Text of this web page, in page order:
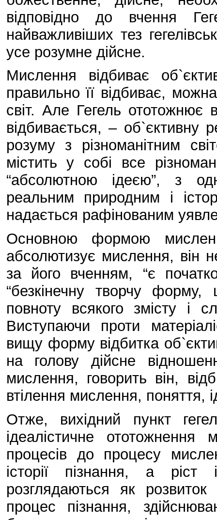
відповідно до вчення
найважливіших тез
усе розумне дійсне.
Мислення відбиває
правильно її відбиває,
світ. Але Гегель ототожнює
відбивається, – об`єктивну
розуму з різноманітним
містить у собі все
“абсолютною ідеєю”, з
реальним природним і
надається рафінованим
Основною формою
абсолютизує мислення, він
за його вченням, “є
“безкінечну творчу
повноту всякого змісту і
Виступаючи проти
вищу форму відбитка
на голову дійсне
мислення, говорить він,
втілення мислення, поняття,
Отже, вихідний пункт
ідеалістичне
процесів до процесу
історії пізнання, а
розглядаються як
процес пізнання,